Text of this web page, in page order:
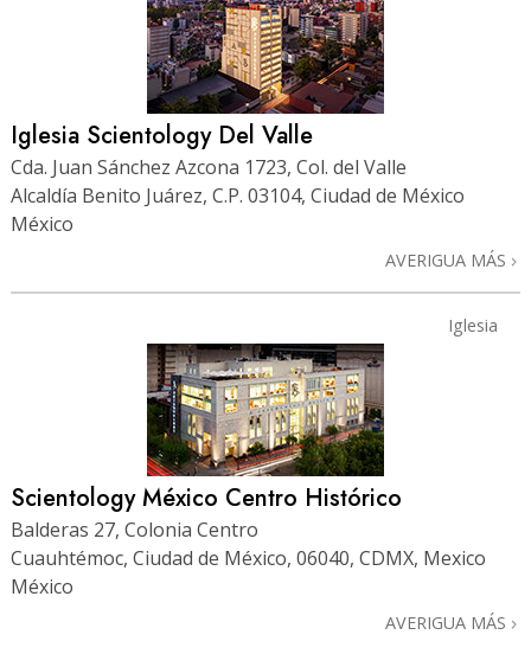
Iglesia Scientology Del Valle
Cda. Juan Sánchez Azcona 1723, Col. del Valle
Alcaldía Benito Juárez, C.P. 03104, Ciudad de México
México
AVERIGUA MÁS
Iglesia
Scientology México Centro Histórico
Balderas 27, Colonia Centro
Cuauhtémoc, Ciudad de México, 06040, CDMX, Mexico
México
AVERIGUA MÁS